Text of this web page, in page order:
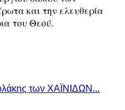
και την ελευθερία
του Θεού.
των ΧΑΪΝΙΔΩΝ...